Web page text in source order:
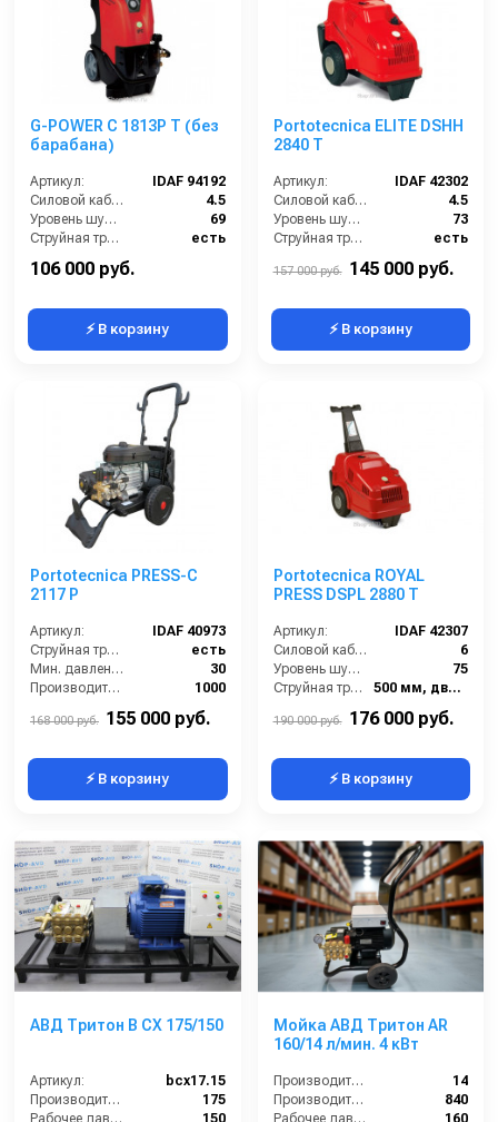
G-POWER C 1813P T (без
барабана)
Артикул:
IDAF 94192
Силовой кабель (м):
4.5
Уровень шума (дБ):
69
Струйная трубка (копьё):
есть
106 000 руб.
⚡ В корзину
Portotecnica ELITE DSHH
2840 T
Артикул:
IDAF 42302
Силовой кабель (м):
4.5
Уровень шума (дБ):
73
Струйная трубка (копьё):
есть
157 000 руб. 145 000 руб.
⚡ В корзину
Portotecnica PRESS-C
2117 P
Артикул:
IDAF 40973
Струйная трубка (копьё):
есть
Мин. давление (бар):
30
Производительность (л/ч):
1000
200
168 000 руб. 155 000 руб.
⚡ В корзину
Portotecnica ROYAL
PRESS DSPL 2880 T
Артикул:
IDAF 42307
Силовой кабель (м):
6
Уровень шума (дБ):
75
Струйная трубка (копьё):
500 мм, двойное
190 000 руб. 176 000 руб.
⚡ В корзину
АВД Тритон B CX 175/150
Артикул:
bcx17.15
Производительность (л/мин):
175
Мойка АВД Тритон AR
160/14 л/мин. 4 кВт
Производительность (л/мин):
14
Производительность (л/ч):
840